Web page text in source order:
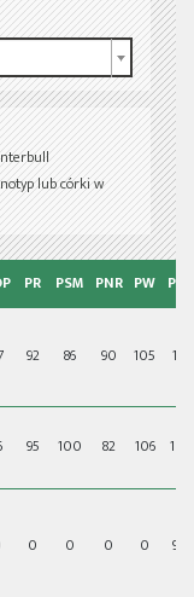
lub córki w
PR PSM PNR PW PPŁ
92 86 90 105 111
95 100 82 106 101
0 0 0 0 95